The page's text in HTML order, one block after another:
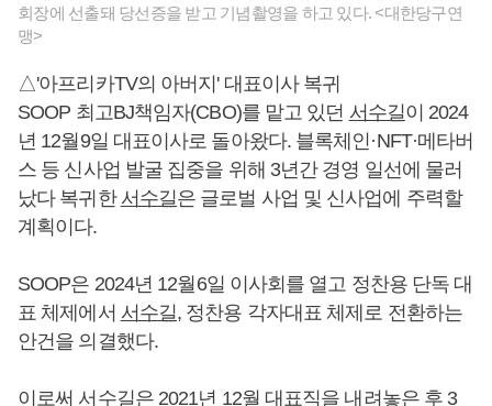
회장에 선출돼 당선증을 받고 기념촬영을 하고 있다. <대한당구연
맹>
△'아프리카TV의 아버지' 대표이사 복귀
SOOP 최고BJ책임자(CBO)를 맡고 있던 서수길이 2024
년 12월9일 대표이사로 돌아왔다. 블록체인·NFT·메타버
스 등 신사업 발굴 집중을 위해 3년간 경영 일선에 물러
났다 복귀한 서수길은 글로벌 사업 및 신사업에 주력할
계획이다.
SOOP은 2024년 12월6일 이사회를 열고 정찬용 단독 대
표 체제에서 서수길, 정찬용 각자대표 체제로 전환하는
안건을 의결했다.
이로써 서수길은 2021년 12월 대표직을 내려놓은 후 3